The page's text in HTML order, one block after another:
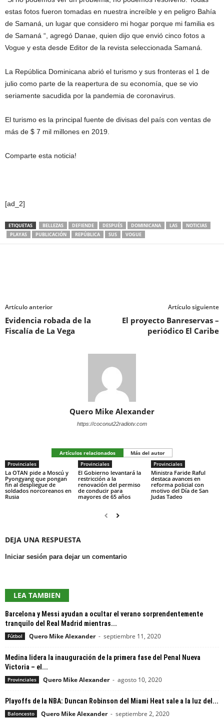
estas fotos fueron tomadas en nuestra increíble y en peligro Bahía
de Samaná, un lugar que considero mi hogar porque mi familia es
de Samaná “, agregó Danae, quien dijo que envió cinco fotos a
Vogue y esta desde Editor de la revista seleccionada Samaná.
La República Dominicana abrió el turismo y sus fronteras el 1 de
julio como parte de la reapertura de su economía, que se vio
seriamente sacudida por la pandemia de coronavirus.
El turismo es la principal fuente de divisas del país con ventas de
más de $ 7 mil millones en 2019.
Comparte esta noticia!
[ad_2]
ETIQUETAS BELLEZAS DEFIENDE DESPUÉS DOMINICANA LAS
NOTICIAS
PLAYAS
PUBLICACIÓN REPÚBLICA SUS VOGUE
Artículo anterior
Evidencia robada de la
Fiscalía de La Vega
Artículo siguiente
El proyecto Banreservas –
periódico El Caribe
Quero Mike Alexander
https://coconut22radiotv.com
Artículos relacionados
Más del autor
Provinciales
La OTAN pide a Moscú y
Pyongyang que pongan
fin al despliegue de
soldados norcoreanos en
Rusia
Provinciales
El Gobierno levantará la
restricción a la
renovación del permiso
de conducir para
mayores de 65 años
Provinciales
Ministra Faride Raful
destaca avances en
reforma policial con
motivo del Día de San
Judas Tadeo
DEJA UNA RESPUESTA
Iniciar sesión para dejar un comentario
LEA TAMBIEN
Barcelona y Messi ayudan a ocultar el verano sorprendentemente
tranquilo del Real Madrid mientras...
Fútbol Quero Mike Alexander - septiembre 11, 2020
Medina lidera la inauguración de la primera fase del Penal Nueva
Victoria – el...
Provinciales Quero Mike Alexander - agosto 10, 2020
Playoffs de la NBA: Duncan Robinson del Miami Heat sale a la luz del...
Baloncesto Quero Mike Alexander - septiembre 2, 2020